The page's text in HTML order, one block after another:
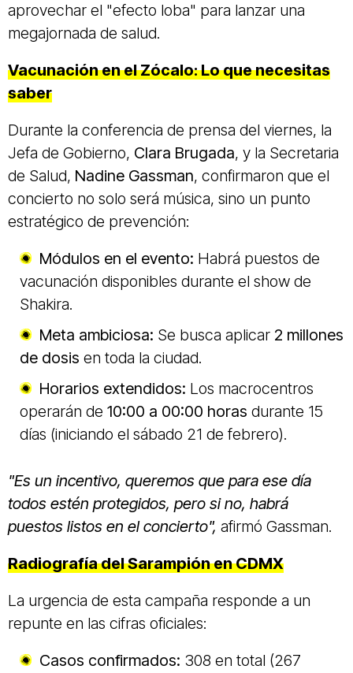
aprovechar el "efecto loba" para lanzar una
megajornada de salud.
Vacunación en el Zócalo: Lo que necesitas
saber
Durante la conferencia de prensa del viernes, la
Jefa de Gobierno, Clara Brugada, y la Secretaria
de Salud, Nadine Gassman, confirmaron que el
concierto no solo será música, sino un punto
estratégico de prevención:
Módulos en el evento: Habrá puestos de
vacunación disponibles durante el show de
Shakira.
Meta ambiciosa: Se busca aplicar 2 millones
de dosis en toda la ciudad.
Horarios extendidos: Los macrocentros
operarán de 10:00 a 00:00 horas durante 15
días (iniciando el sábado 21 de febrero).
"Es un incentivo, queremos que para ese día
todos estén protegidos, pero si no, habrá
puestos listos en el concierto", afirmó Gassman.
Radiografía del Sarampión en CDMX
La urgencia de esta campaña responde a un
repunte en las cifras oficiales:
Casos confirmados: 308 en total (267